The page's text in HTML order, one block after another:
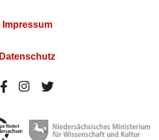
Impressum
Datenschutz